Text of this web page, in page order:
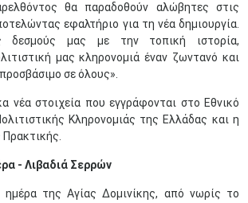
θα παραδοθούν αλώβητες στις
εφαλτήριο για τη νέα δημιουργία.
δεσμούς μας με την τοπική ιστορία,
μας κληρονομιά έναν ζωντανό και
σε όλους».
νέα στοιχεία που εγγράφονται στο Εθνικό
Κληρονομιάς της Ελλάδας και η
- Λιβαδιά Σερρών
ημέρα της Αγίας Δομινίκης, από νωρίς το